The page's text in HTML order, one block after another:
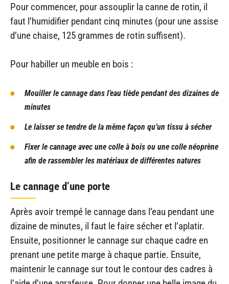
Pour commencer, pour assouplir la canne de rotin, il
faut l’humidifier pendant cinq minutes (pour une assise
d’une chaise, 125 grammes de rotin suffisent).
Pour habiller un meuble en bois :
Mouiller le cannage dans l’eau tiède pendant des dizaines de
minutes
Le laisser se tendre de la même façon qu’un tissu à sécher
Fixer le cannage avec une colle à bois ou une colle néoprène
afin de rassembler les matériaux de différentes natures
Le cannage d’une porte
Après avoir trempé le cannage dans l’eau pendant une
dizaine de minutes, il faut le faire sécher et l’aplatir.
Ensuite, positionner le cannage sur chaque cadre en
prenant une petite marge à chaque partie. Ensuite,
maintenir le cannage sur tout le contour des cadres à